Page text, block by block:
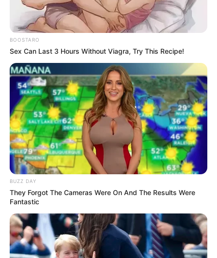
BOOSTARO
Sex Can Last 3 Hours Without Viagra, Try This Recipe!
BUZZ DAY
They Forgot The Cameras Were On And The Results Were
Fantastic